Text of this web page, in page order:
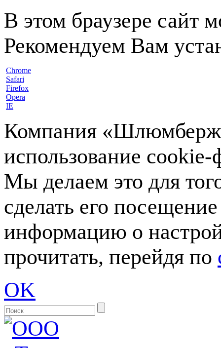
В этом браузере сайт
Рекомендуем Вам
Chrome
Safari
Firefox
Opera
IE
Компания
использование
Мы делаем это для
сделать его
информацию о
прочитать, перейдя по
OK